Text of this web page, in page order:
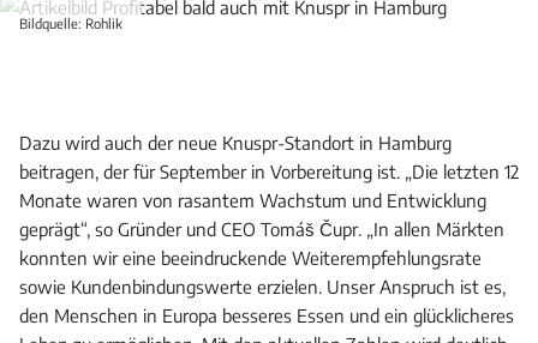
Bildquelle: Rohlik
Dazu wird auch der neue Knuspr-Standort in Hamburg
beitragen, der für September in Vorbereitung ist. „Die letzten 12
Monate waren von rasantem Wachstum und Entwicklung
geprägt“, so Gründer und CEO Tomáš Čupr. „In allen Märkten
konnten wir eine beeindruckende Weiterempfehlungsrate
sowie Kundenbindungswerte erzielen. Unser Anspruch ist es,
den Menschen in Europa besseres Essen und ein glücklicheres